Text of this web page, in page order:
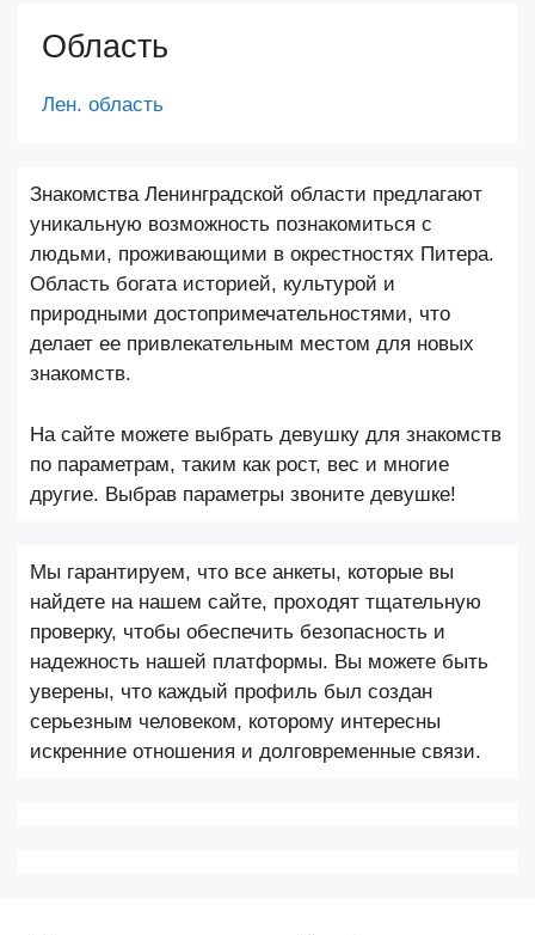
Область
Лен. область
Знакомства Ленинградской области предлагают
уникальную возможность познакомиться с
людьми, проживающими в окрестностях Питера.
Область богата историей, культурой и
природными достопримечательностями, что
делает ее привлекательным местом для новых
знакомств.
На сайте можете выбрать девушку для знакомств
по параметрам, таким как рост, вес и многие
другие. Выбрав параметры звоните девушке!
Мы гарантируем, что все анкеты, которые вы
найдете на нашем сайте, проходят тщательную
проверку, чтобы обеспечить безопасность и
надежность нашей платформы. Вы можете быть
уверены, что каждый профиль был создан
серьезным человеком, которому интересны
искренние отношения и долговременные связи.